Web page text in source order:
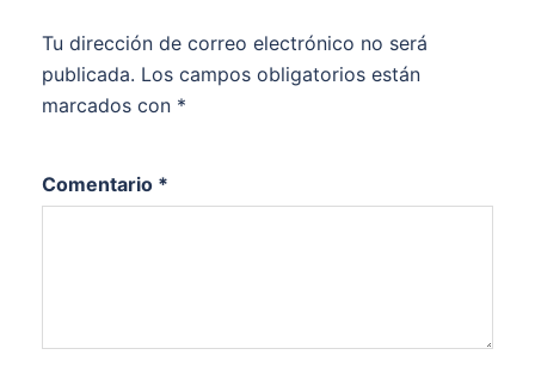
Tu dirección de correo electrónico no será
publicada. Los campos obligatorios están
marcados con *
Comentario *